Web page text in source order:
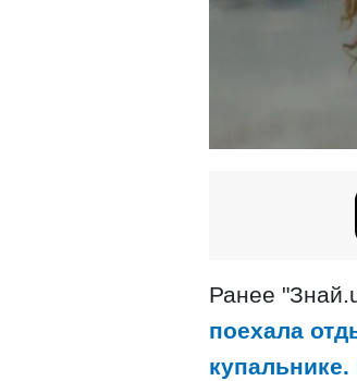
Ранее
поехала
купальнике.